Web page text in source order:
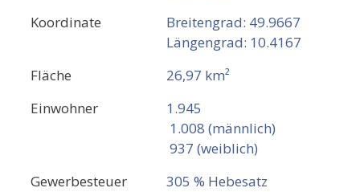
Koordinate
Breitengrad: 49.9667
Längengrad: 10.4167
Fläche
26,97 km²
Einwohner
1.945
1.008 (männlich)
937 (weiblich)
Gewerbesteuer
305 % Hebesatz